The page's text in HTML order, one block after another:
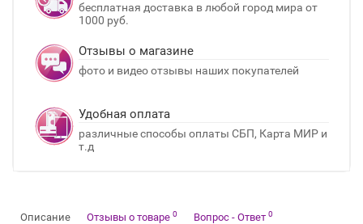
бесплатная доставка в любой город мира от
1000 руб.
Отзывы о магазине
фото и видео отзывы наших покупателей
Удобная оплата
различные способы оплаты СБП, Карта МИР и
т.д
Описание Отзывы о товаре 0 Вопрос - Ответ 0